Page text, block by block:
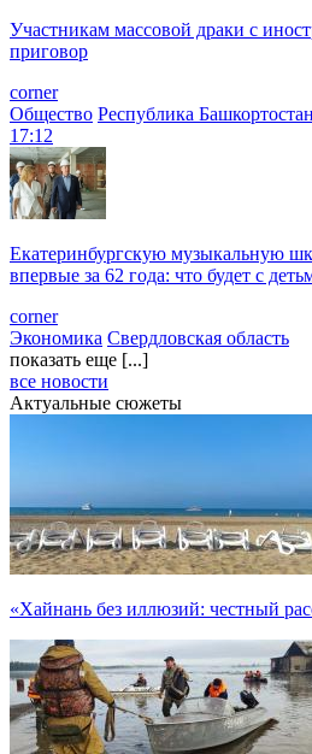
Участникам массовой драки с
приговор
corner
Общество Республика Башкортостан
17:12
Екатеринбургскую музыкальную
впервые за 62 года: что будет с
corner
Экономика Свердловская область
показать еще [...]
все новости
Актуальные сюжеты
«Хайнань без иллюзий: честный